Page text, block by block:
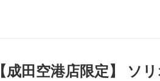
【成田空港店限定】 ソ